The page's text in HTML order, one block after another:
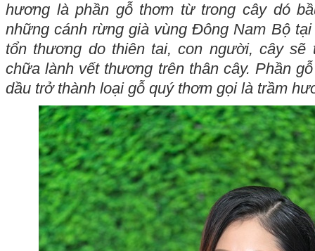
hương là phần gỗ thơm từ trong cây dó
những cánh rừng già vùng Đông Nam Bộ
tổn thương do thiên tai, con người, cây
chữa lành vết thương trên thân cây. Phần
dầu trở thành loại gỗ quý thơm gọi là trầm